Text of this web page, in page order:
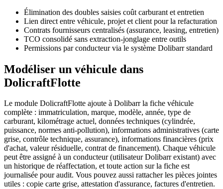
Élimination des doubles saisies coût carburant et entretien
Lien direct entre véhicule, projet et client pour la refacturation
Contrats fournisseurs centralisés (assurance, leasing, entretien)
TCO consolidé sans extraction-jonglage entre outils
Permissions par conducteur via le système Dolibarr standard
Modéliser un véhicule dans
DolicraftFlotte
Le module DolicraftFlotte ajoute à Dolibarr la fiche véhicule
complète : immatriculation, marque, modèle, année, type de
carburant, kilométrage actuel, données techniques (cylindrée,
puissance, normes anti-pollution), informations administratives (carte
grise, contrôle technique, assurance), informations financières (prix
d'achat, valeur résiduelle, contrat de financement). Chaque véhicule
peut être assigné à un conducteur (utilisateur Dolibarr existant) avec
un historique de réaffectation, et toute action sur la fiche est
journalisée pour audit. Vous pouvez aussi rattacher les pièces jointes
utiles : copie carte grise, attestation d'assurance, factures d'entretien.